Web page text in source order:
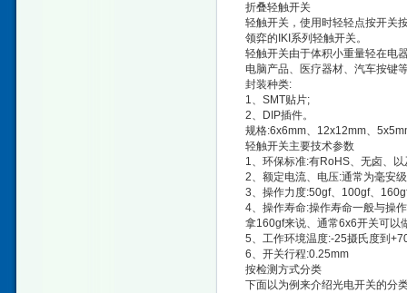
折叠轻触开关
轻触开关，使用时轻轻点按开关
领弈的IKI系列轻触开关。
轻触开关由于体积小重量轻在电
电脑产品、医疗器材、汽车按键
封装种类:
1、SMT贴片;
2、DIP插件。
规格:6x6mm、12x12mm、
轻触开关主要技术参数
1、环保标准:有RoHS、无卤、
2、额定电流、电压:通常为毫安
3、操作力度:50gf、100gf、
4、操作寿命:操作寿命一般与操
拿160gf来说、通常6x6开关可以
5、工作环境温度:-25摄氏度到
6、开关行程:0.25mm
按检测方式分类
下面以为例来介绍光电开关的分